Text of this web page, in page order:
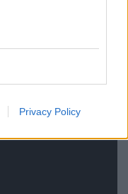
Privacy Policy